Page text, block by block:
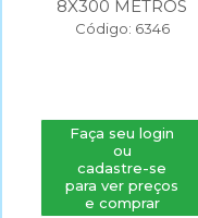
8X300 METROS
Código: 6346
Faça seu login
ou
cadastre-se
para ver preços
e comprar